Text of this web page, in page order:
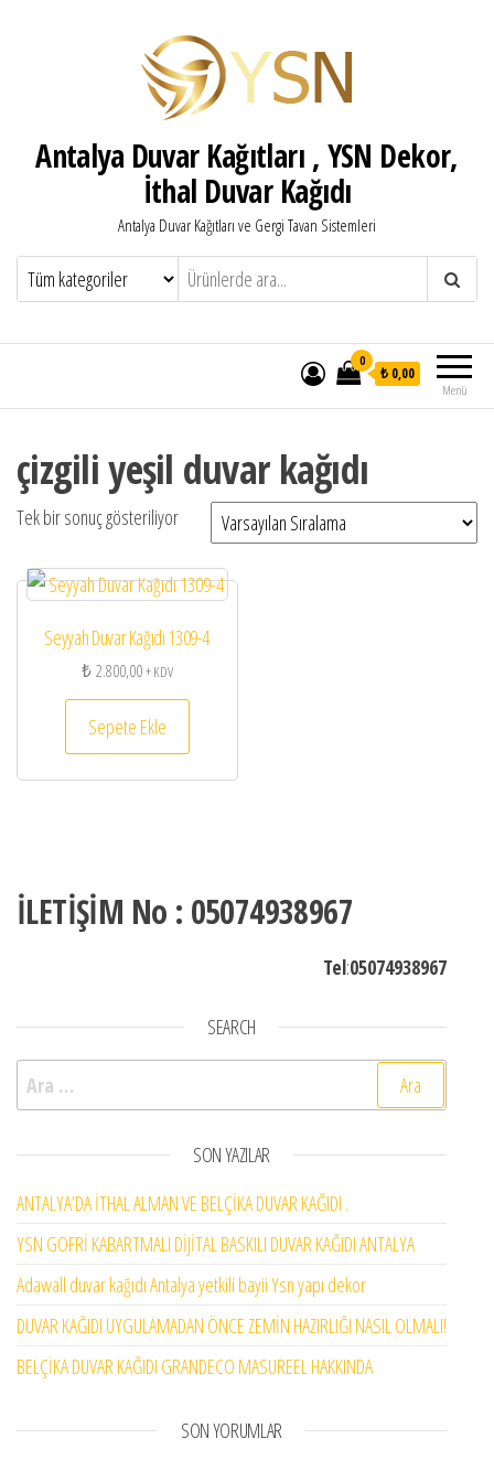
Antalya Duvar Kağıtları , YSN Dekor,
İthal Duvar Kağıdı
Antalya Duvar Kağıtları ve Gergi Tavan Sistemleri
Menü
0
₺ 0,00
çizgili yeşil duvar kağıdı
Tek bir sonuç gösteriliyor
Seyyah Duvar Kağıdı 1309-4
₺2.800,00+ KDV
Sepete Ekle
İLETİŞİM No : 05074938967
Tel:05074938967
SEARCH
Arama:
SON YAZILAR
ANTALYA’DA İTHAL ALMAN VE BELÇİKA DUVAR KAĞIDI .
YSN GOFRİ KABARTMALI DİJİTAL BASKILI DUVAR KAĞIDI ANTALYA
Adawall duvar kağıdı Antalya yetkili bayii Ysn yapı dekor
DUVAR KAĞIDI UYGULAMADAN ÖNCE ZEMİN HAZIRLIĞI NASIL OLMALI!
BELÇİKA DUVAR KAĞIDI GRANDECO MASUREEL HAKKINDA
SON YORUMLAR